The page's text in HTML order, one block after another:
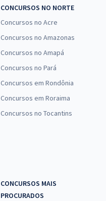
CONCURSOS NO NORTE
Concursos no Acre
Concursos no Amazonas
Concursos no Amapá
Concursos no Pará
Concursos em Rondônia
Concursos em Roraima
Concursos no Tocantins
CONCURSOS MAIS
PROCURADOS